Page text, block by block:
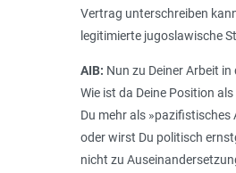
Vertrag unterschreiben
legitimierte jugoslawische
AIB: Nun zu Deiner Arbeit
Wie ist da Deine Position
Du mehr als
oder wirst Du politisch
nicht zu